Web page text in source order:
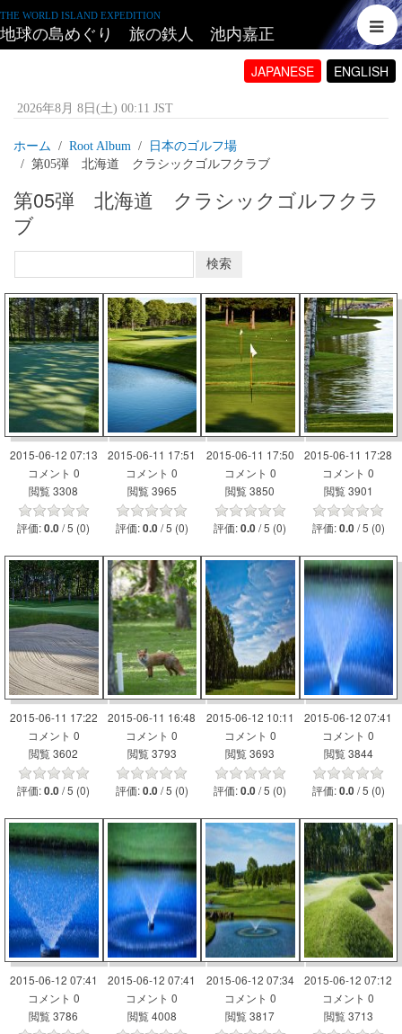
THE WORLD ISLAND EXPEDITION
地球の島めぐり 旅の鉄人 池内嘉正
JAPANESE ENGLISH
2026年8月 8日(土) 00:11 JST
ホーム Root Album
日本のゴルフ場
第05弾 北海道 クラシックゴルフクラブ
第05弾 北海道 クラシックゴルフクラ
ブ
2015-06-12 07:13
コメント 0
閲覧 3308
評価:0.0 / 5 (0)
2015-06-11 17:51
コメント 0
閲覧 3965
評価:0.0 / 5 (0)
2015-06-11 17:50
コメント 0
閲覧 3850
評価:0.0 / 5 (0)
2015-06-11 17:28
コメント 0
閲覧 3901
評価:0.0 / 5 (0)
2015-06-11 17:22
コメント 0
閲覧 3602
評価:0.0 / 5 (0)
2015-06-11 16:48
コメント 0
閲覧 3793
評価:0.0 / 5 (0)
2015-06-12 10:11
コメント 0
閲覧 3693
評価:0.0 / 5 (0)
2015-06-12 07:41
コメント 0
閲覧 3844
評価:0.0 / 5 (0)
2015-06-12 07:41
コメント 0
閲覧 3786
2015-06-12 07:41
コメント 0
閲覧 4008
2015-06-12 07:34
コメント 0
閲覧 3817
2015-06-12 07:12
コメント 0
閲覧 3713